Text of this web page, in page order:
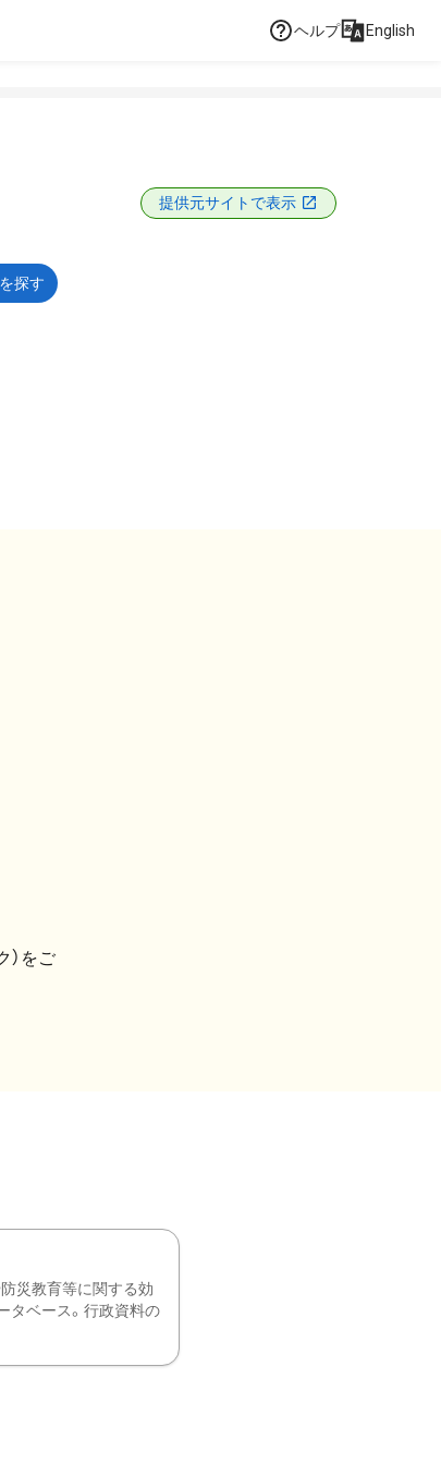
ヘルプ English
提供元サイトで表示
探す
）をご
災教育等に関する効
タベース。行政資料の